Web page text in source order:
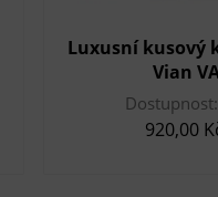
Luxusní kusový
Vian
Dostupnost:
920,00